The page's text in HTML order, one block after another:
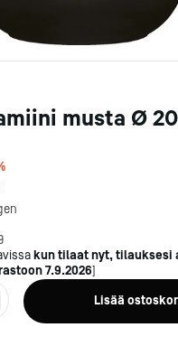
musta Ø 20
kun tilaat nyt, tilauksesi
7.9.2026]
Lisää
1987
jolla on yli